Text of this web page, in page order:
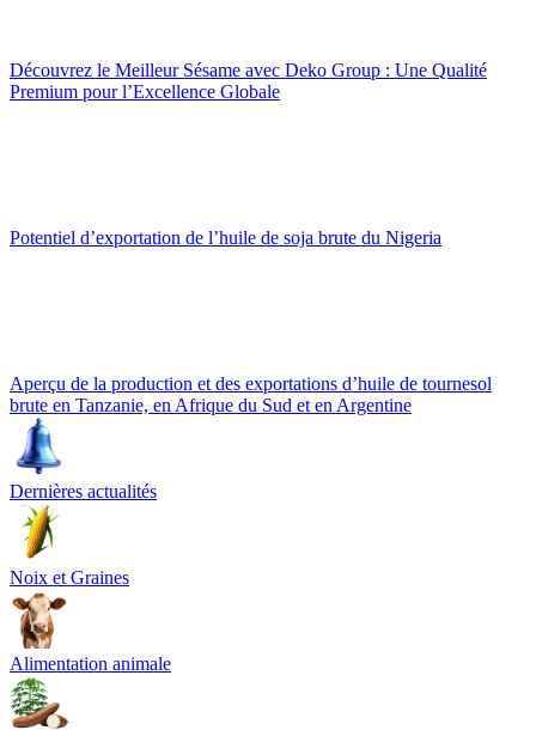
Découvrez le Meilleur Sésame avec Deko Group : Une Qualité
Premium pour l’Excellence Globale
Potentiel d’exportation de l’huile de soja brute du Nigeria
Aperçu de la production et des exportations d’huile de tournesol
brute en Tanzanie, en Afrique du Sud et en Argentine
Dernières actualités
Noix et Graines
Alimentation animale